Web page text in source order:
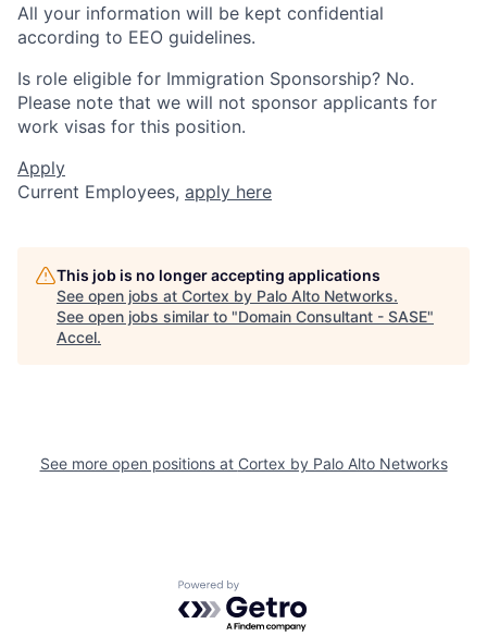
All your information will be kept confidential
according to EEO guidelines.
Is role eligible for Immigration Sponsorship? No.
Please note that we will not sponsor applicants for
work visas for this position.
Apply
Current Employees, apply here
This job is no longer accepting applications
See open jobs at Cortex by Palo Alto Networks.
See open jobs similar to "Domain Consultant - SASE"
Accel.
See more open positions at Cortex by Palo Alto Networks
Powered by Getro.com